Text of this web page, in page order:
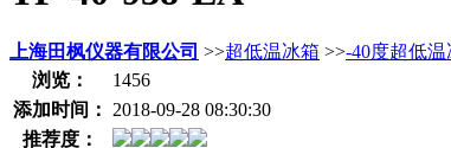
上海田枫仪器有限公司 >>超低温冰箱 >>-40度超低温
浏览：
1456
添加时间：
2018-09-28 08:30:30
推荐度：